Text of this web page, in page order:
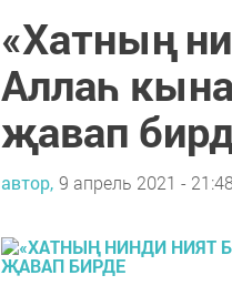
«Хатның
Аллаһ
җавап
автор, 9 апрель 2021 - 21:48